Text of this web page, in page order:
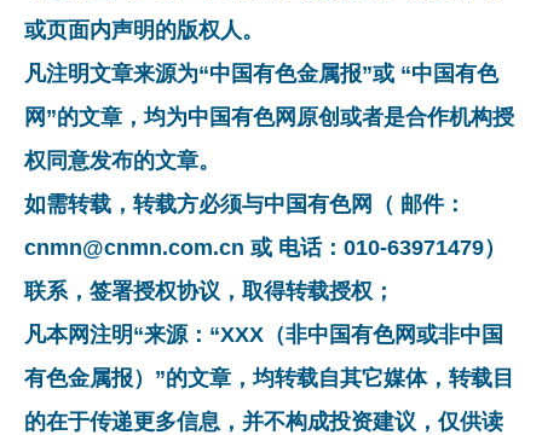
或页面内声明的版权人。
凡注明文章来源为“中国有色金属报”或 “中国有色
网”的文章，均为中国有色网原创或者是合作机构授
权同意发布的文章。
如需转载，转载方必须与中国有色网（ 邮件：
cnmn@cnmn.com.cn 或 电话：010-63971479）
联系，签署授权协议，取得转载授权；
凡本网注明“来源：“XXX（非中国有色网或非中国
有色金属报）”的文章，均转载自其它媒体，转载目
的在于传递更多信息，并不构成投资建议，仅供读